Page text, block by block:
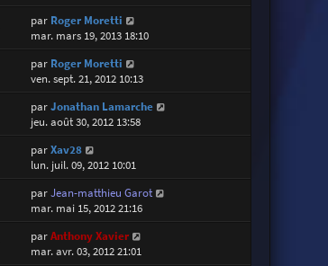
par Roger Moretti
mar. mars 19, 2013 18:10
par Roger Moretti
ven. sept. 21, 2012 10:13
parJonathan Lamarche
jeu. août 30, 2012 13:58
parXav28
lun. juil. 09, 2012 10:01
parJean-matthieu Garot
mar. mai 15, 2012 21:16
parAnthony Xavier
mar. avr. 03, 2012 21:01